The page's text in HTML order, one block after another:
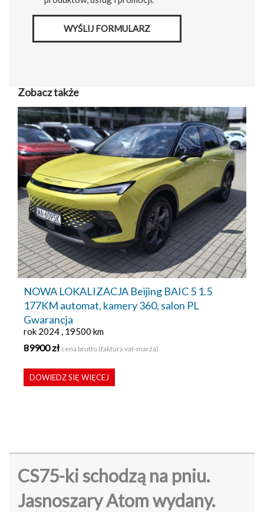
WYŚLIJ FORMULARZ
Zobacz także
NOWA LOKALIZACJA Beijing BAIC 5 1.5
177KM automat, kamery 360, salon PL
Gwarancja
rok 2024 , 19500 km
89900 zł cena brutto (faktura vat-marża)
DOWIEDZ SIĘ WIĘCEJ
CS75-ki schodzą na pniu.
Jasnoszary Atom wydany.